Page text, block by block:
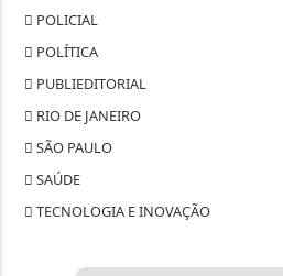
POLICIAL
POLÍTICA
PUBLIEDITORIAL
RIO DE JANEIRO
SÃO PAULO
SAÚDE
TECNOLOGIA E INOVAÇÃO